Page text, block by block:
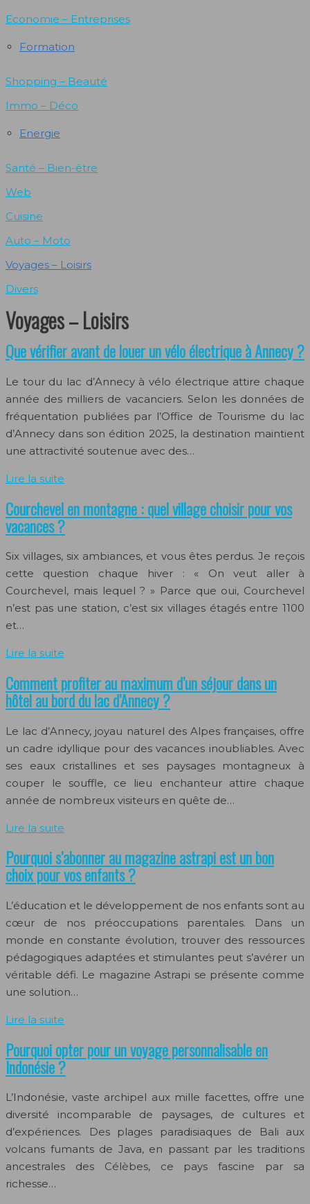
Economie – Entreprises
Formation
Shopping – Beauté
Immo – Déco
Energie
Santé – Bien-être
Web
Cuisine
Auto – Moto
Voyages – Loisirs
Divers
Voyages – Loisirs
Que vérifier avant de louer un vélo électrique à Annecy ?
Le tour du lac d’Annecy à vélo électrique attire chaque
année des milliers de vacanciers. Selon les données de
fréquentation publiées par l’Office de Tourisme du lac
d’Annecy dans son édition 2025, la destination maintient
une attractivité soutenue avec des…
Lire la suite
Courchevel en montagne : quel village choisir pour vos
vacances ?
Six villages, six ambiances, et vous êtes perdus. Je reçois
cette question chaque hiver : « On veut aller à
Courchevel, mais lequel ? » Parce que oui, Courchevel
n’est pas une station, c’est six villages étagés entre 1100
et…
Lire la suite
Comment profiter au maximum d’un séjour dans un
hôtel au bord du lac d’Annecy ?
Le lac d’Annecy, joyau naturel des Alpes françaises, offre
un cadre idyllique pour des vacances inoubliables. Avec
ses eaux cristallines et ses paysages montagneux à
couper le souffle, ce lieu enchanteur attire chaque
année de nombreux visiteurs en quête de…
Lire la suite
Pourquoi s’abonner au magazine astrapi est un bon
choix pour vos enfants ?
L’éducation et le développement de nos enfants sont au
cœur de nos préoccupations parentales. Dans un
monde en constante évolution, trouver des ressources
pédagogiques adaptées et stimulantes peut s’avérer un
véritable défi. Le magazine Astrapi se présente comme
une solution…
Lire la suite
Pourquoi opter pour un voyage personnalisable en
Indonésie ?
L’Indonésie, vaste archipel aux mille facettes, offre une
diversité incomparable de paysages, de cultures et
d’expériences. Des plages paradisiaques de Bali aux
volcans fumants de Java, en passant par les traditions
ancestrales des Célèbes, ce pays fascine par sa
richesse…